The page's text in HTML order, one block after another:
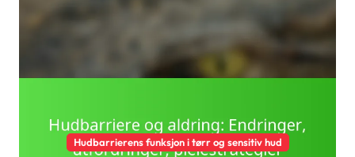
Hudbarrierens funksjon i tørr og sensitiv hud